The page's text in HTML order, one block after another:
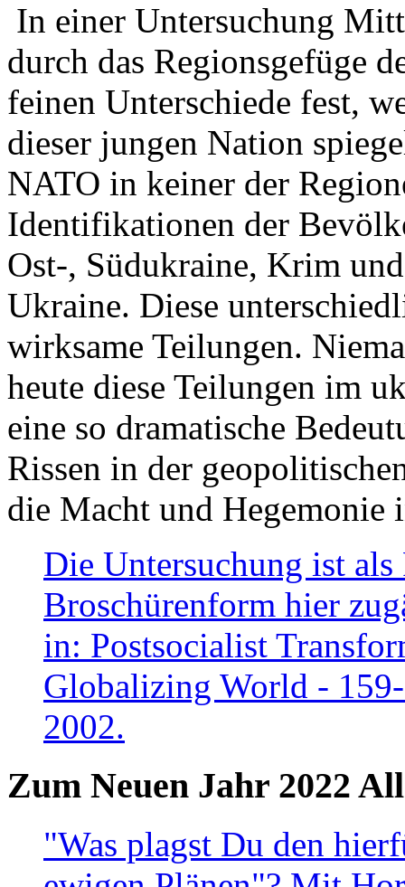
In einer Untersuchung
durch das Regionsgefüge
feinen Unterschiede fest,
dieser jungen Nation
NATO in keiner der
Identifikationen der
Ost-, Südukraine, Krim
Ukraine. Diese
wirksame Teilungen.
heute diese Teilungen im
eine so dramatische
Rissen in der
die Macht und Hegemonie
Die Untersuchung ist
Broschürenform hier
in: Postsocialist
Globalizing World -
2002.
Zum Neuen Jahr 2022
"Was plagst Du den